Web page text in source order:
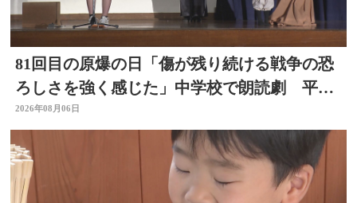
81回目の原爆の日「傷が残り続ける戦争の恐
ろしさを強く感じた」中学校で朗読劇 平和
の大切さ学ぶ 大分
2026年08月06日